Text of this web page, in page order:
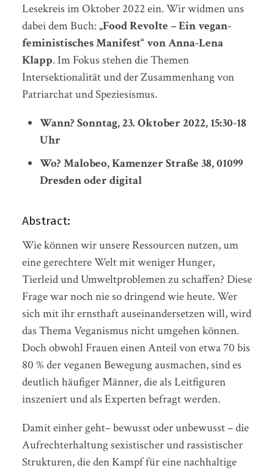
Lesekreis im Oktober 2022 ein. Wir widmen uns
dabei dem Buch:„Food Revolte – Ein vegan-
feministisches Manifest“ von Anna-Lena
Klapp. Im Fokus stehen die Themen
Intersektionalität und der Zusammenhang von
Patriarchat und Speziesismus.
Wann? Sonntag, 23. Oktober 2022, 15:30-18
Uhr
Wo? Malobeo, Kamenzer Straße 38, 01099
Dresden oder digital
Abstract:
Wie können wir unsere Ressourcen nutzen, um
eine gerechtere Welt mit weniger Hunger,
Tierleid und Umweltproblemen zu schaffen? Diese
Frage war noch nie so dringend wie heute. Wer
sich mit ihr ernsthaft auseinandersetzen will, wird
das Thema Veganismus nicht umgehen können.
Doch obwohl Frauen einen Anteil von etwa 70 bis
80 % der veganen Bewegung ausmachen, sind es
deutlich häufiger Männer, die als Leitfiguren
inszeniert und als Experten befragt werden.
Damit einher geht– bewusst oder unbewusst – die
Aufrechterhaltung sexistischer und rassistischer
Strukturen, die den Kampf für eine nachhaltige